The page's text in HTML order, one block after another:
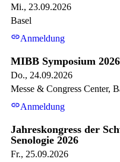
Mi., 23.09.2026
Basel
linkAnmeldung
MIBB Symposium 2026
Do., 24.09.2026
Messe & Congress Center,
linkAnmeldung
Jahreskongress der
Senologie 2026
Fr., 25.09.2026